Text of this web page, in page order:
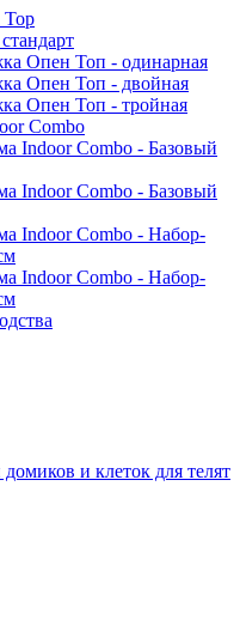
Опен Топ - одинарная
Опен Топ - двойная
Опен Топ - тройная
Combo
Indoor Combo - Базовый
Indoor Combo - Базовый
Indoor Combo - Набор-
Indoor Combo - Набор-
и клеток для телят